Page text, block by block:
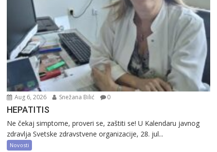
Aug 6, 2026 Snežana Bilić 0
HEPATITIS
Ne čekaj simptome, proveri se, zaštiti se! U Kalendaru javnog
zdravlja Svetske zdravstvene organizacije, 28. jul...
Novosti